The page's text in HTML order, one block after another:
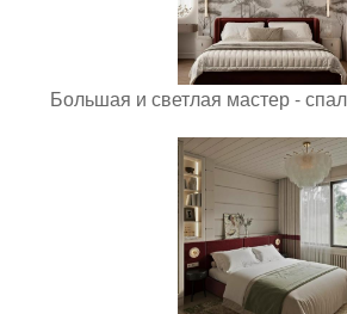
Большая и светлая мастер -